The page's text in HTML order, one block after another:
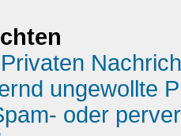
ungewollte
oder